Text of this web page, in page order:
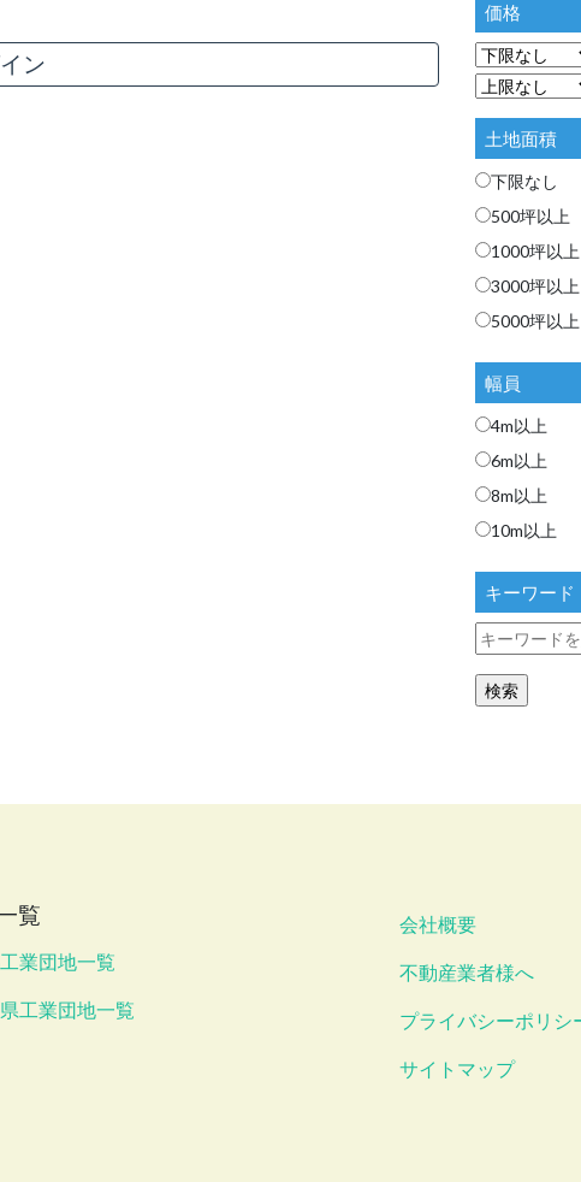
ン
価格
土地面積
下限なし
500坪以上
1000坪以上
3000坪以上
5000坪以上
幅員
4m以上
6m以上
8m以上
10m以上
キーワード
覧
業団地一覧
工業団地一覧
会社概要
不動産業者様へ
プライバシーポリシ
サイトマップ